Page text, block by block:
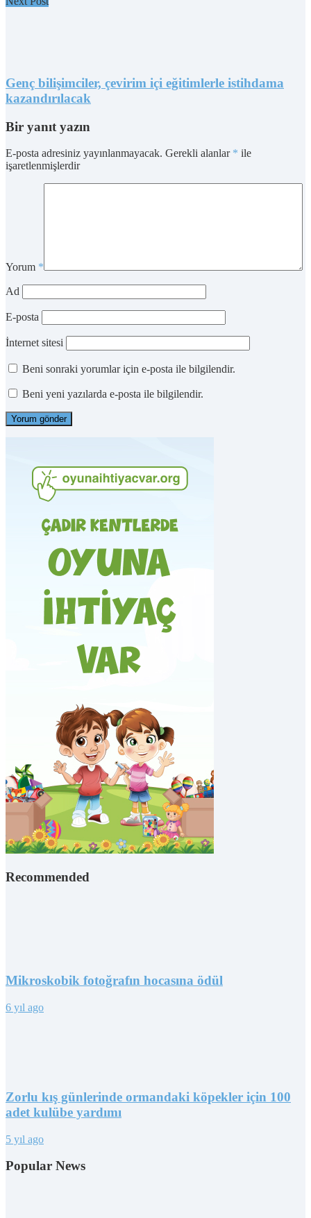
Genç bilişimciler, çevirim içi eğitimlerle istihdama
kazandırılacak
Bir yanıt yazın
E-posta adresiniz yayınlanmayacak. Gerekli alanlar * ile
işaretlenmişlerdir
Yorum *
Ad
E-posta
İnternet sitesi
Beni sonraki yorumlar için e-posta ile bilgilendir.
Beni yeni yazılarda e-posta ile bilgilendir.
Recommended
Mikroskobik fotoğrafın hocasına ödül
6 yıl ago
Zorlu kış günlerinde ormandaki köpekler için 100
adet kulübe yardımı
5 yıl ago
Popular News